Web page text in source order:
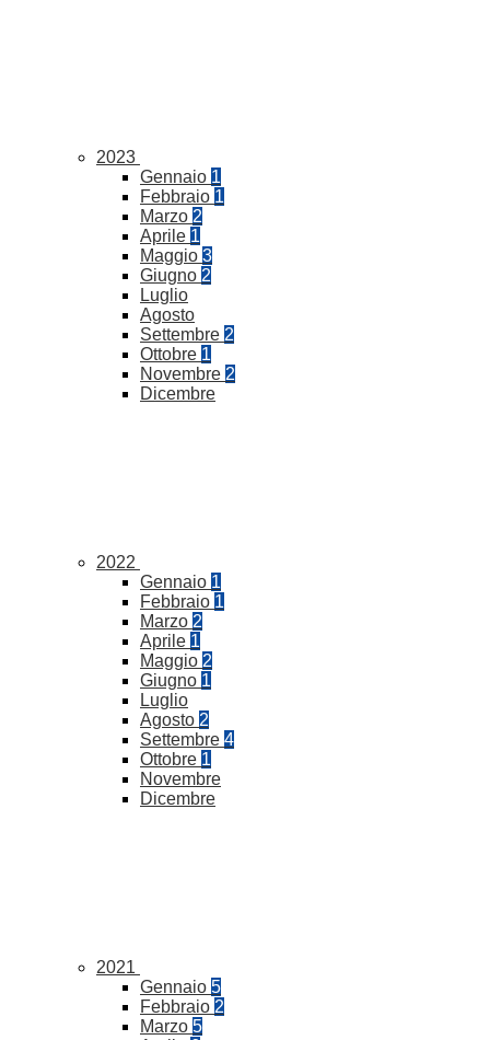
2023
Gennaio 1
Febbraio 1
Marzo 2
Aprile 1
Maggio 3
Giugno 2
Luglio
Agosto
Settembre 2
Ottobre 1
Novembre 2
Dicembre
2022
Gennaio 1
Febbraio 1
Marzo 2
Aprile 1
Maggio 2
Giugno 1
Luglio
Agosto 2
Settembre 4
Ottobre 1
Novembre
Dicembre
2021
Gennaio 5
Febbraio 2
Marzo 5